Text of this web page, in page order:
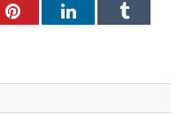
PinterestLinkedInTumblr